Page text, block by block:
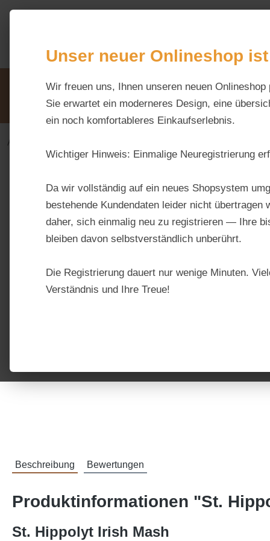
Hauptinhalt springen
Zur Suche springen
Unsere VorteileBeratung via WhatsApp:
0176 / 99 66 31 80
Alles fürs Pferd
Beschreibung Bewertungen
Produktinformationen "St.
St. Hippolyt Irish Mash
Unser neuer Onlineshop
Wir freuen uns, Ihnen unseren neuen
Sie erwartet ein moderneres Design, eine
ein noch komfortableres Einkaufserlebnis.
Wichtiger Hinweis: Einmalige Neuregistrierung
Da wir vollständig auf ein neues Shopsystem
bestehende Kundendaten leider nicht übertragen
daher, sich einmalig neu zu registrieren — Ihre
bleiben davon selbstverständlich unberührt.
Die Registrierung dauert nur wenige Minuten.
Verständnis und Ihre Treue!